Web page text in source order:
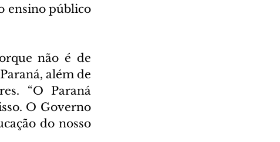
ensino público
não é de
além de
“O Paraná
O Governo
do nosso